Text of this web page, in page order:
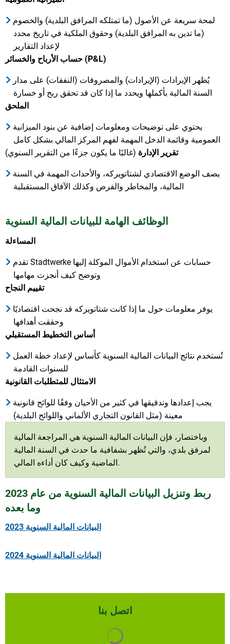
لمحة سريعة عن الأصول (ما تمتلكه المرافق البلدية) والخصوم
(ما تدين به المرافق البلدية) وحقوق الملكية في تاريخ محدد
لإعداد التقارير
حساب الأرباح والخسائر (P&L)
يُظهر الإيرادات (الإيرادات) والمصروفات (النفقات) على مدار
السنة المالية بأكملها ويحدد ما إذا كان قد تحقق ربح أو خسارة
الملحق
يحتوي على توضيحات ومعلومات إضافية عن بنود الميزانية
العمومية وقائمة الدخل المهمة لفهم المركز المالي بشكل كامل
تقرير الإدارة (غالبًا ما يكون جزءًا من التقرير السنوي)
يصف الوضع الاقتصادي لشتاتويركه، والأحداث المهمة في السنة
المالية، والمخاطر والفرص وكذلك الآفاق المستقبلية
الوظائف الهامة للبيانات المالية السنوية
المساءلة
تقدم Stadtwerke حسابات عن استخدام الأموال الموكلة إليها
وتوضح كيف أنجزت مهامها
تقييم النجاح
يوفر معلومات حول ما إذا كانت شتاتويركه قد نجحت اقتصاديًا
وحققت أهدافها
أساس التخطيط المستقبلي
تُستخدم نتائج البيانات المالية السنوية كأساس لإعداد خطة العمل
للسنوات القادمة
الامتثال للمتطلبات القانونية
يجب إعدادها وتدقيقها في كثير من الأحيان وفقًا للوائح قانونية
معينة (مثل القانون التجاري الألماني واللوائح البلدية)
وباختصار، فإن البيانات المالية السنوية هي المراجعة المالية
لمرفق بلدي، والتي تُظهر بشفافية ما حدث في السنة المالية
الماضية وكيف كان أداءه المالي.
ربط وتنزيل البيانات المالية السنوية من عام 2023
وما بعده
البيانات المالية السنوية 2023
البيانات المالية السنوية 2024
اتصل بنا